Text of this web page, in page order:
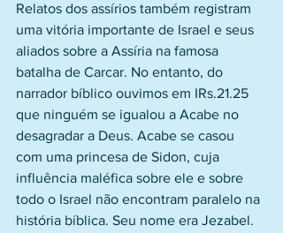
Relatos dos assírios também registram
uma vitória importante de Israel e seus
aliados sobre a Assíria na famosa
batalha de Carcar. No entanto, do
narrador bíblico ouvimos em IRs.21.25
que ninguém se igualou a Acabe no
desagradar a Deus. Acabe se casou
com uma princesa de Sidon, cuja
influência maléfica sobre ele e sobre
todo o Israel não encontram paralelo na
história bíblica. Seu nome era Jezabel.